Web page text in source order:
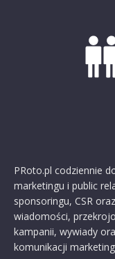
PRoto.pl codziennie
marketingu i public
sponsoringu, CSR
wiadomości,
kampanii, wywiady
komunikacji